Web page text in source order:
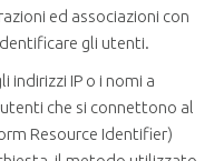
ed associazioni con
gli utenti.
indirizzi IP o i nomi a
che si connettono al
Resource Identifier)